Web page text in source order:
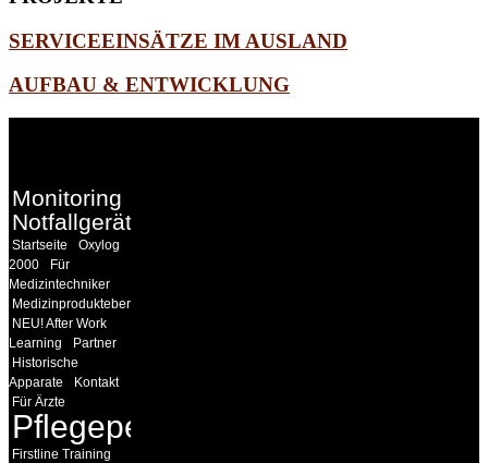
SERVICEEINSÄTZE IM AUSLAND
AUFBAU & ENTWICKLUNG
Monitoring
Notfallgeräte
Startseite
Oxylog
2000
Für
Medizintechniker
Medizinprodukteberater
NEU! After Work
Learning
Partner
Historische
Apparate
Kontakt
Für Ärzte
Pflegepersonal
Firstline Training